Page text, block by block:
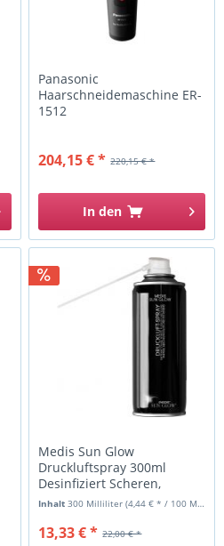
Panasonic
Haarschneidemaschine ER-
1512
220,15 € *
204,15 € *
In den
Medis Sun Glow
Druckluftspray 300ml
Desinfiziert Scheren,
Tastaturen,...
Inhalt300 Milliliter(4,44 € * / 100 Milliliter)
22,00 € *
13,33 € *